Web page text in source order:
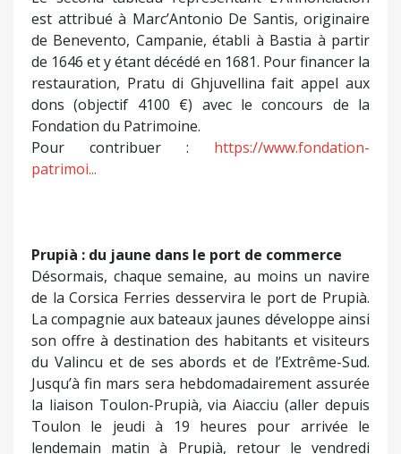
est attribué à Marc’Antonio De Santis, originaire
de Benevento, Campanie, établi à Bastia à partir
de 1646 et y étant décédé en 1681. Pour financer la
restauration, Pratu di Ghjuvellina fait appel aux
dons (objectif 4100 €) avec le concours de la
Fondation du Patrimoine.
Pour contribuer : https://www.fondation-
patrimoi...
Prupià : du jaune dans le port de commerce
Désormais, chaque semaine, au moins un navire
de la Corsica Ferries desservira le port de Prupià.
La compagnie aux bateaux jaunes développe ainsi
son offre à destination des habitants et visiteurs
du Valincu et de ses abords et de l’Extrême-Sud.
Jusqu’à fin mars sera hebdomadairement assurée
la liaison Toulon-Prupià, via Aiacciu (aller depuis
Toulon le jeudi à 19 heures pour arrivée le
lendemain matin à Prupià, retour le vendredi